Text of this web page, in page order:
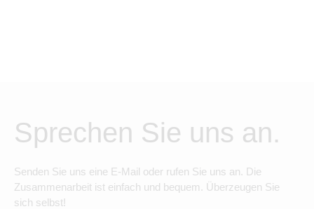
Sprechen Sie uns an.
Senden Sie uns eine E-Mail oder rufen Sie uns an. Die
Zusammenarbeit ist einfach und bequem. Überzeugen Sie
sich selbst!